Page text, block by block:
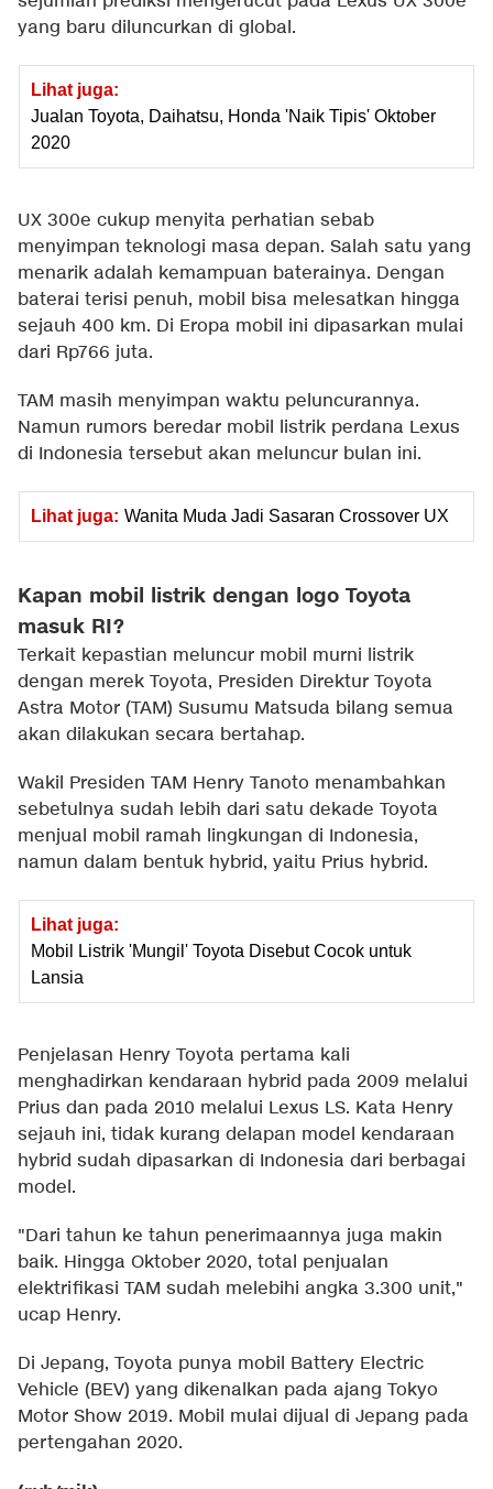
yang baru diluncurkan di global.
Lihat juga:
Jualan Toyota, Daihatsu, Honda 'Naik Tipis' Oktober
2020
UX 300e cukup menyita perhatian sebab
menyimpan teknologi masa depan. Salah satu yang
menarik adalah kemampuan baterainya. Dengan
baterai terisi penuh, mobil bisa melesatkan hingga
sejauh 400 km. Di Eropa mobil ini dipasarkan mulai
dari Rp766 juta.
TAM masih menyimpan waktu peluncurannya.
Namun rumors beredar mobil listrik perdana Lexus
di Indonesia tersebut akan meluncur bulan ini.
Lihat juga: Wanita Muda Jadi Sasaran Crossover UX
Kapan mobil listrik dengan logo Toyota
masuk RI?
Terkait kepastian meluncur mobil murni listrik
dengan merek Toyota, Presiden Direktur Toyota
Astra Motor (TAM) Susumu Matsuda bilang semua
akan dilakukan secara bertahap.
Wakil Presiden TAM Henry Tanoto menambahkan
sebetulnya sudah lebih dari satu dekade Toyota
menjual mobil ramah lingkungan di Indonesia,
namun dalam bentuk hybrid, yaitu Prius hybrid.
Lihat juga:
Mobil Listrik 'Mungil' Toyota Disebut Cocok untuk
Lansia
Penjelasan Henry Toyota pertama kali
menghadirkan kendaraan hybrid pada 2009 melalui
Prius dan pada 2010 melalui Lexus LS. Kata Henry
sejauh ini, tidak kurang delapan model kendaraan
hybrid sudah dipasarkan di Indonesia dari berbagai
model.
"Dari tahun ke tahun penerimaannya juga makin
baik. Hingga Oktober 2020, total penjualan
elektrifikasi TAM sudah melebihi angka 3.300 unit,"
ucap Henry.
Di Jepang, Toyota punya mobil Battery Electric
Vehicle (BEV) yang dikenalkan pada ajang Tokyo
Motor Show 2019. Mobil mulai dijual di Jepang pada
pertengahan 2020.